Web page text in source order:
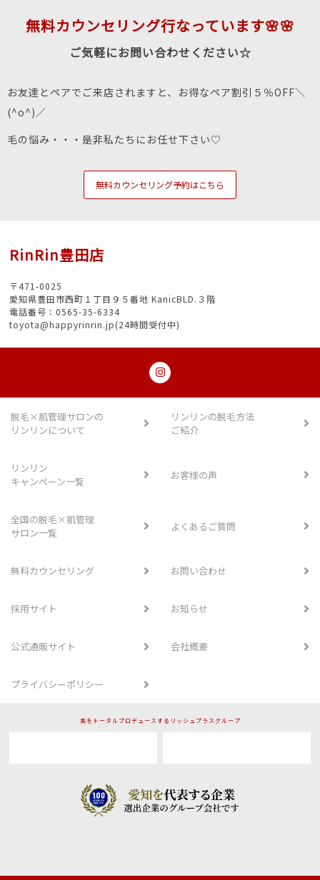
無料カウンセリング行なっています🌸🌸
ご気軽にお問い合わせください☆
お友達とペアでご来店されますと、お得なペア割引５％OFF＼
(^o^)／
毛の悩み・・・是非私たちにお任せ下さい♡
無料カウンセリング予約はこちら
RinRin豊田店
〒471-0025
愛知県豊田市西町１丁目９５番地 KanicBLD.３階
電話番号：0565-35-6334
toyota@happyrinrin.jp(24時間受付中)
脱毛×肌管理サロンの
リンリンについて
リンリンの脱毛方法
ご紹介
リンリン
キャンペーン一覧
お客様の声
全国の脱毛×肌管理
サロン一覧
よくあるご質問
無料カウンセリング お問い合わせ
採用サイト お知らせ
公式通販サイト 会社概要
プライバシーポリシー
美をトータルプロデュースするリッシュプラスグループ